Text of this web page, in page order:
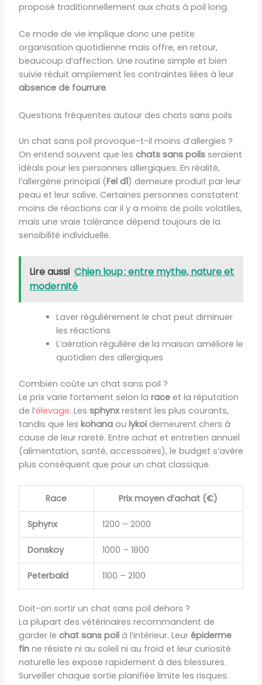
proposé traditionnellement aux chats à poil long.
Ce mode de vie implique donc une petite
organisation quotidienne mais offre, en retour,
beaucoup d’affection. Une routine simple et bien
suivie réduit amplement les contraintes liées à leur
absence de fourrure.
Questions fréquentes autour des chats sans poils
Un chat sans poil provoque-t-il moins d’allergies ?
On entend souvent que les chats sans poilsseraient
idéals pour les personnes allergiques. En réalité,
l’allergène principal (Fel d1) demeure produit par leur
peau et leur salive. Certaines personnes constatent
moins de réactions car il y a moins de poils volatiles,
mais une vraie tolérance dépend toujours de la
sensibilité individuelle.
Lire aussi Chien loup : entre mythe, nature et
modernité
Laver régulièrement le chat peut diminuer
les réactions
L’aération régulière de la maison améliore le
quotidien des allergiques
Combien coûte un chat sans poil ?
Le prix varie fortement selon la raceet la réputation
de l’élevage. Les sphynxrestent les plus courants,
tandis que les kohanaou lykoidemeurent chers à
cause de leur rareté. Entre achat et entretien annuel
(alimentation, santé, accessoires), le budget s’avère
plus conséquent que pour un chat classique.
Race Prix moyen d’achat (€)
Sphynx 1200 – 2000
Donskoy 1000 – 1800
Peterbald 1100 – 2100
Doit-on sortir un chat sans poil dehors ?
La plupart des vétérinaires recommandent de
garder le chat sans poilà l’intérieur. Leur épiderme
finne résiste ni au soleil ni au froid et leur curiosité
naturelle les expose rapidement à des blessures.
Surveiller chaque sortie planifiée limite les risques.